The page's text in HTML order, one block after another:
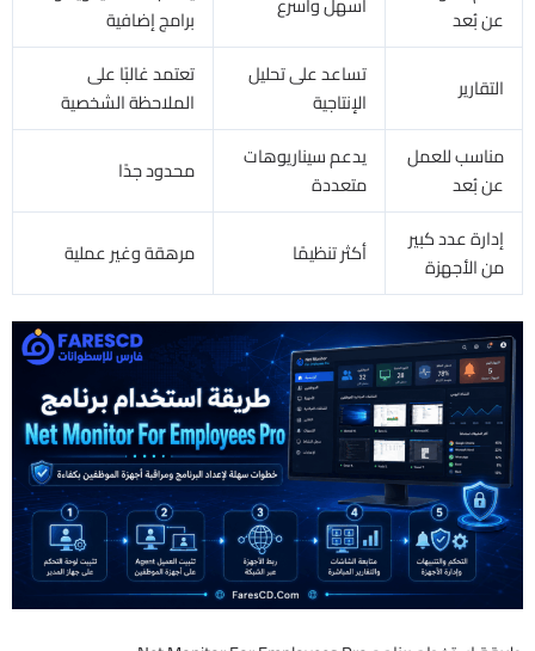
عن بُعد
برامج إضافية
التقارير
تساعد على تحليل
الإنتاجية
تعتمد غالبًا على
الملاحظة الشخصية
مناسب للعمل
عن بُعد
يدعم سيناريوهات
متعددة
محدود جدًا
إدارة عدد كبير
من الأجهزة
أكثر تنظيمًا مرهقة وغير عملية